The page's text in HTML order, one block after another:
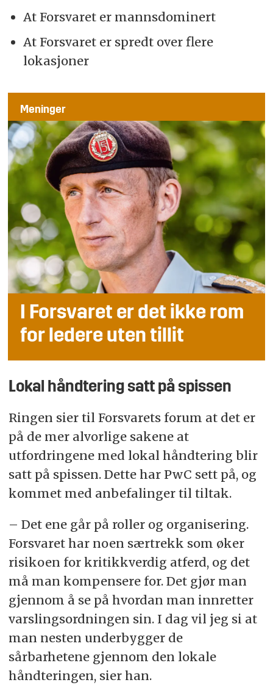
At Forsvaret er mannsdominert
At Forsvaret er spredt over flere
lokasjoner
Meninger
I Forsvaret er det ikke rom
for ledere uten tillit
Lokal håndtering satt på spissen
Ringen sier til Forsvarets forum at det er
på de mer alvorlige sakene at
utfordringene med lokal håndtering blir
satt på spissen. Dette har PwC sett på, og
kommet med anbefalinger til tiltak.
– Det ene går på roller og organisering.
Forsvaret har noen særtrekk som øker
risikoen for kritikkverdig atferd, og det
må man kompensere for. Det gjør man
gjennom å se på hvordan man innretter
varslingsordningen sin. I dag vil jeg si at
man nesten underbygger de
sårbarhetene gjennom den lokale
håndteringen, sier han.